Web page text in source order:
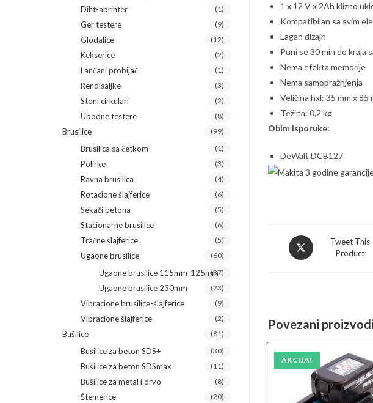
1 x 12 V x 2Ah klizno
Kompatibilan sa svim
Lagan dizajn
Puni se 30 min do kraja
Nema efekta memorije
Nema samopražnjenja
Veličina hxl: 35 mm x 85
Težina: 0,2 kg
Obim isporuke:
DeWalt DCB127
Opens
in
Tweet This
Product
Povezani proizvodi
AKCIJA!
Diht-abrihter (1)
Ger testere (9)
Glodalice (12)
Kekserice (2)
Lančani probijač (1)
Rendisaljke (3)
Stoni cirkulari (2)
Ubodne testere (8)
Brusilice (99)
Brusilica sa četkom (1)
Polirke (3)
Ravna brusilica (4)
Rotacione šlajferice (6)
Sekači betona (5)
Stacionarne brusilice (6)
Tračne šlajferice (5)
Ugaone brusilice (60)
Ugaone brusilice 115mm-125mm
(37)
Ugaone brusilice 230mm (23)
Vibracione brusilice-šlajferice (9)
Vibracione šlajferice (2)
Bušilice (81)
Bušilice za beton SDS+ (30)
Bušilice za beton SDSmax (11)
Bušilice za metal i drvo (8)
Štemerice (20)